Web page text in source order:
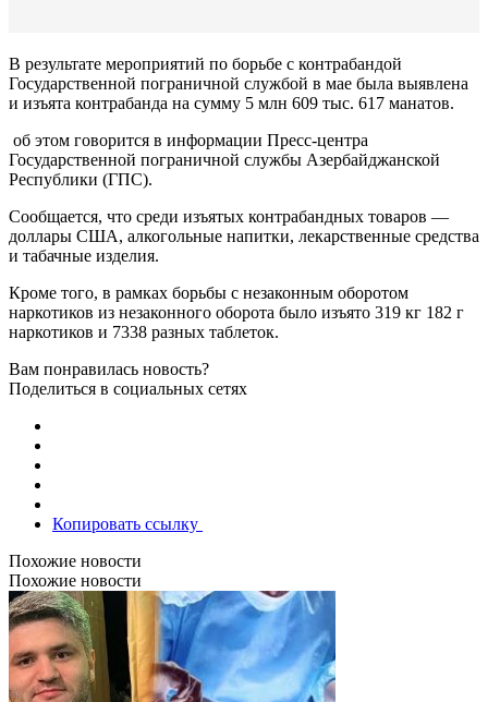
В результате мероприятий по борьбе с контрабандой
Государственной пограничной службой в мае была выявлена
и изъята контрабанда на сумму 5 млн 609 тыс. 617 манатов.
об этом говорится в информации Пресс-центра
Государственной пограничной службы Азербайджанской
Республики (ГПС).
Сообщается, что среди изъятых контрабандных товаров —
доллары США, алкогольные напитки, лекарственные средства
и табачные изделия.
Кроме того, в рамках борьбы с незаконным оборотом
наркотиков из незаконного оборота было изъято 319 кг 182 г
наркотиков и 7338 разных таблеток.
Вам понравилась новость?
Поделиться в социальных сетях
Копировать ссылку
Похожие новости
Похожие новости